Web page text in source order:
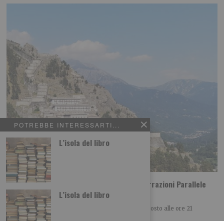
POTREBBE INTERESSARTI...
L’isola del libro
L’isola del libro
La Compagnia de Les Farfadais chiude ‘Narrazioni Parallele
Festival’
Nella cornice del Forte di Fenestrelle dal 12 al 15 agosto alle ore 21
‘Narrazioni Parallele